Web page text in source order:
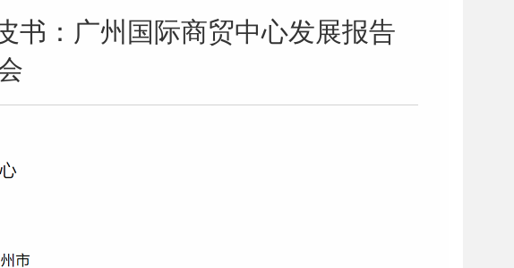
书：广州国际商贸中心发展报告